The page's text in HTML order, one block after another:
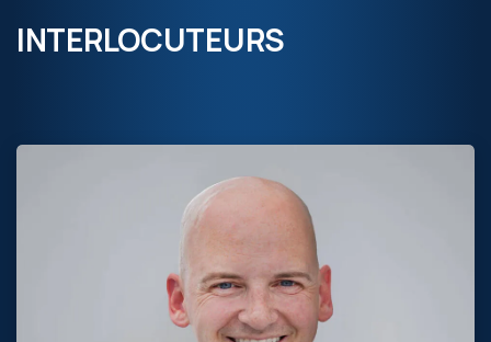
INTERLOCUTEURS